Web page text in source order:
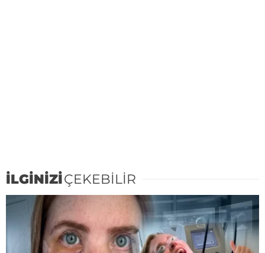
İLGİNİZİÇEKEBİLİR